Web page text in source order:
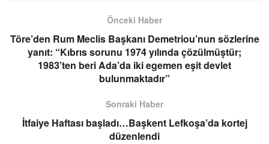
Önceki Haber
Töre’den Rum Meclis Başkanı Demetriou’nun sözlerine
yanıt: “Kıbrıs sorunu 1974 yılında çözülmüştür;
1983’ten beri Ada’da iki egemen eşit devlet
bulunmaktadır”
Sonraki Haber
İtfaiye Haftası başladı…Başkent Lefkoşa’da kortej
düzenlendi